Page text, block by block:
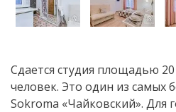
Сдается студия площадью
человек. Это один из самых
Sokroma «Чайковский». Для